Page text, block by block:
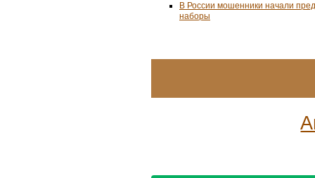
В России мошенники начали
наборы